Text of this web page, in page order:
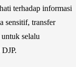
terhadap informasi
sensitif, transfer
selalu